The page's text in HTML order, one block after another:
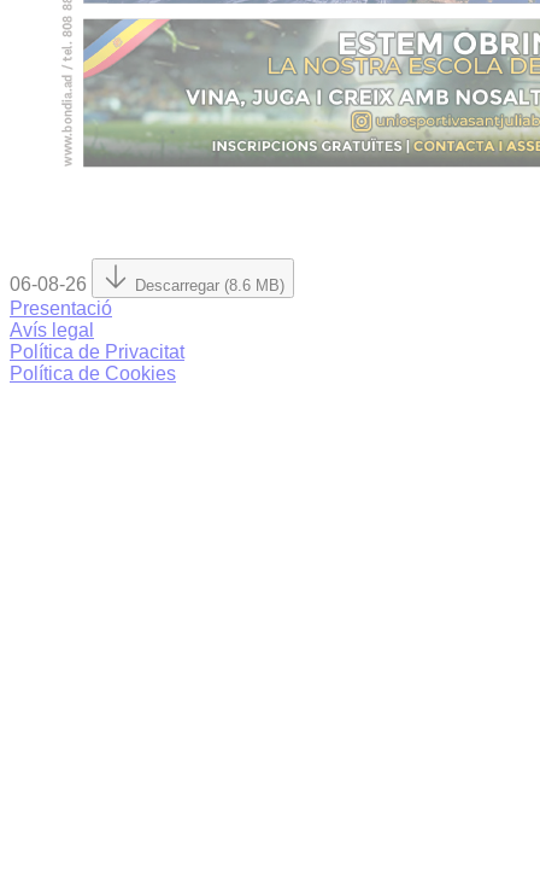
06-08-26 Descarregar (8.6 MB)
Presentació
Avís legal
Política de Privacitat
Política de Cookies